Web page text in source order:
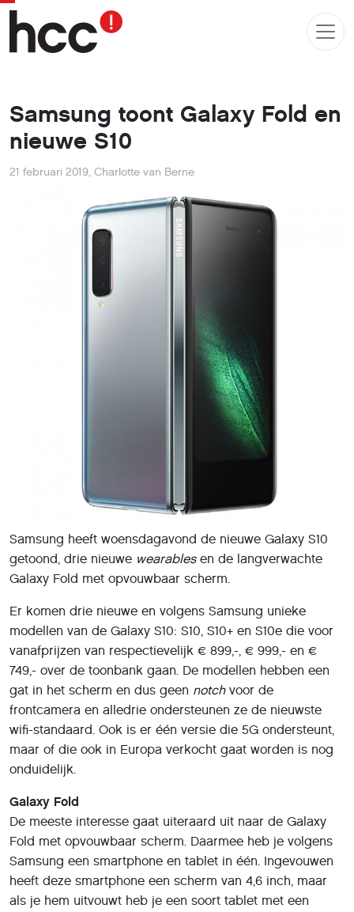
Samsung toont Galaxy Fold en
nieuwe S10
21 februari 2019, Charlotte van Berne
Samsung heeft woensdagavond de nieuwe Galaxy S10
getoond, drie nieuwe wearablesen de langverwachte
Galaxy Fold met opvouwbaar scherm.
Er komen drie nieuwe en volgens Samsung unieke
modellen van de Galaxy S10: S10, S10+ en S10e die voor
vanafprijzen van respectievelijk € 899,-, € 999,- en €
749,- over de toonbank gaan. De modellen hebben een
gat in het scherm en dus geen notchvoor de
frontcamera en alledrie ondersteunen ze de nieuwste
wifi-standaard. Ook is er één versie die 5G ondersteunt,
maar of die ook in Europa verkocht gaat worden is nog
onduidelijk.
Galaxy Fold
De meeste interesse gaat uiteraard uit naar de Galaxy
Fold met opvouwbaar scherm. Daarmee heb je volgens
Samsung een smartphone en tablet in één. Ingevouwen
heeft deze smartphone een scherm van 4,6 inch, maar
als je hem uitvouwt heb je een soort tablet met een